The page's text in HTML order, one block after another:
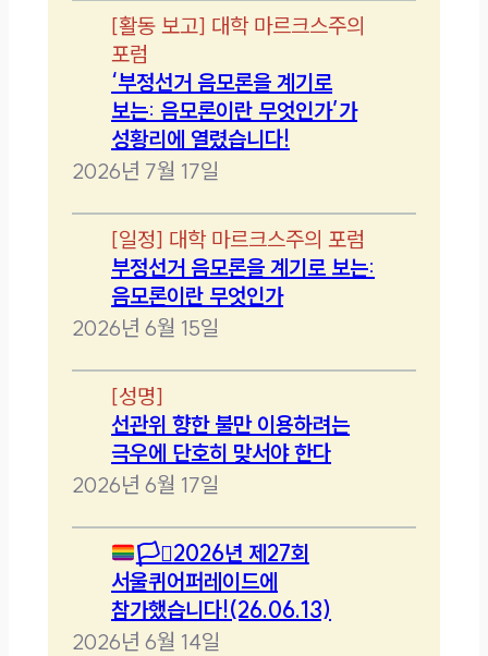
[활동 보고] 대학 마르크스주의
포럼
‘부정선거 음모론을 계기로
보는: 음모론이란 무엇인가’가
성황리에 열렸습니다!
2026년 7월 17일
[일정] 대학 마르크스주의 포럼
부정선거 음모론을 계기로 보는:
음모론이란 무엇인가
2026년 6월 15일
[성명]
선관위 향한 불만 이용하려는
극우에 단호히 맞서야 한다
2026년 6월 17일
🏳️‍⚧️2026년 제27회
서울퀴어퍼레이드에
참가했습니다!(26.06.13)
2026년 6월 14일